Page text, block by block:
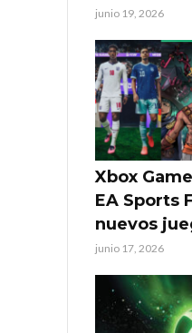
junio 19, 2026
Xbox
EA Sports
nuevos
junio 17, 2026